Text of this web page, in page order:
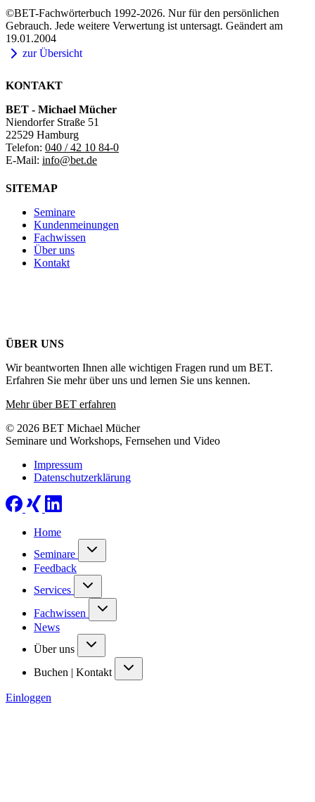
©BET-Fachwörterbuch 1992-2026. Nur für den persönlichen
Gebrauch. Jede weitere Verwertung ist untersagt. Geändert am
19.01.2004
zur Übersicht
KONTAKT
BET - Michael Mücher
Niendorfer Straße 51
22529 Hamburg
Telefon: 040 / 42 10 84-0
E-Mail: info@bet.de
SITEMAP
Seminare
Kundenmeinungen
Fachwissen
Über uns
Kontakt
ÜBER UNS
Wir beantworten Ihnen alle wichtigen Fragen rund um BET.
Erfahren Sie mehr über uns und lernen Sie uns kennen.
Mehr über BET erfahren
© 2026 BET Michael Mücher
Seminare und Workshops, Fernsehen und Video
Impressum
Datenschutzerklärung
Home
Seminare
Feedback
Services
Fachwissen
News
Über uns
Buchen | Kontakt
Einloggen